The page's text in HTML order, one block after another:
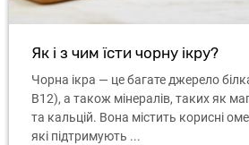
Як і з чим їсти чорну ікру?
Чорна ікра — це багате джерело
B12), а також мінералів, таких як
та кальцій. Вона містить корисні
які підтримують ...